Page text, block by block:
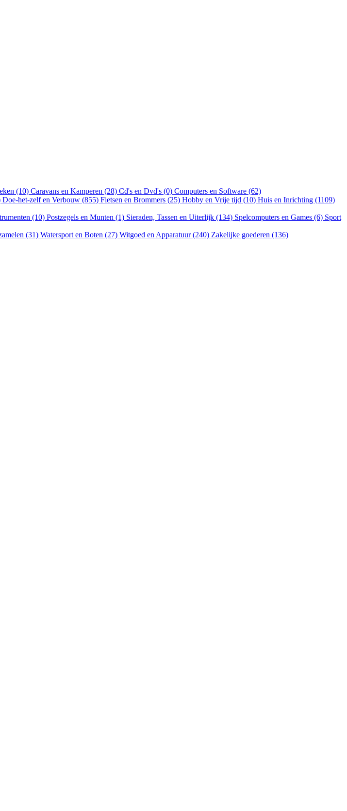
(10) Caravans en Kamperen (28) Cd's en Dvd's (0) Computers en Software (62)
Doe-het-zelf en Verbouw (855) Fietsen en Brommers (25) Hobby en Vrije tijd (10) Huis en Inrichting (1109)
(10) Postzegels en Munten (1) Sieraden, Tassen en Uiterlijk (134) Spelcomputers en Games (6) Sport
(31) Watersport en Boten (27) Witgoed en Apparatuur (240) Zakelijke goederen (136)